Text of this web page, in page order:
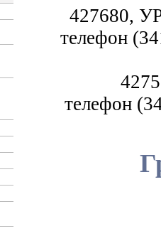
427680,
телефон
телефон